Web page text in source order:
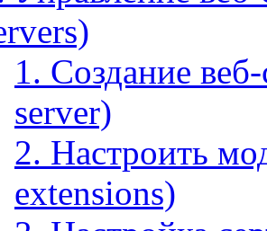
1. Создание
server)
2. Настроить
extensions)